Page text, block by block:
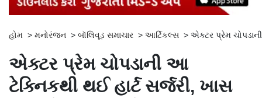
હોમ > મનોરંજન > બૉલિવૂડ સમાચાર > આર્ટિકલ્સ > એક્ટર પ્રેમ
એક્ટર પ્રેમ ચોપડાની આ
ટેક્નિકથી થઈ હાર્ટ સર્જરી, ખાસ